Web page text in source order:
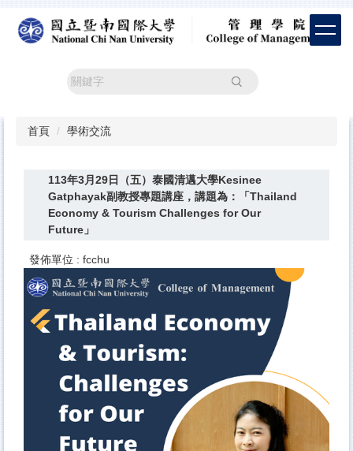
搜尋
首頁 學術交流
113年3月29日（五）泰國清邁大學Kesinee
Gatphayak副教授專題講座，講題為：「Thailand
Economy & Tourism Challenges for Our
Future」
發佈單位 : fcchu